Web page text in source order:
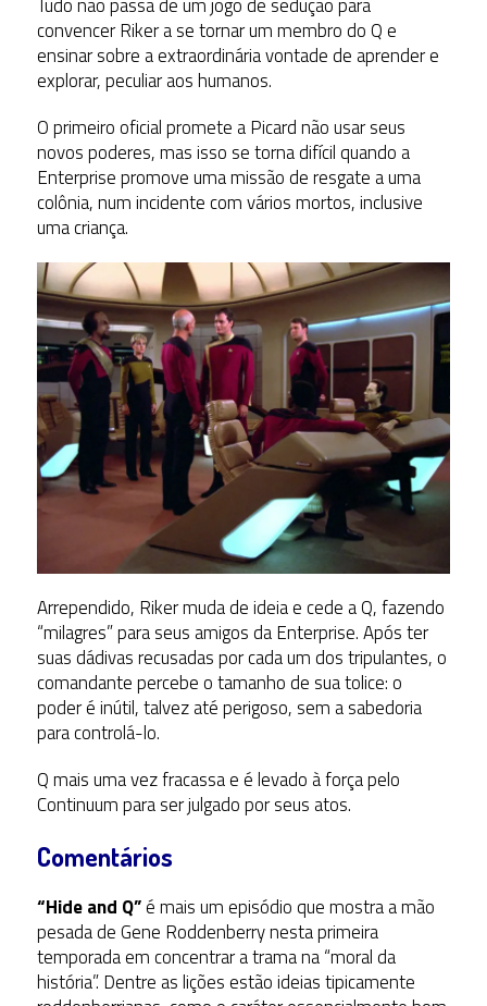
Tudo não passa de um jogo de sedução para
convencer Riker a se tornar um membro do Q e
ensinar sobre a extraordinária vontade de aprender e
explorar, peculiar aos humanos.
O primeiro oficial promete a Picard não usar seus
novos poderes, mas isso se torna difícil quando a
Enterprise promove uma missão de resgate a uma
colônia, num incidente com vários mortos, inclusive
uma criança.
Arrependido, Riker muda de ideia e cede a Q, fazendo
“milagres” para seus amigos da Enterprise. Após ter
suas dádivas recusadas por cada um dos tripulantes, o
comandante percebe o tamanho de sua tolice: o
poder é inútil, talvez até perigoso, sem a sabedoria
para controlá-lo.
Q mais uma vez fracassa e é levado à força pelo
Continuum para ser julgado por seus atos.
Comentários
“Hide and Q”é mais um episódio que mostra a mão
pesada de Gene Roddenberry nesta primeira
temporada em concentrar a trama na “moral da
história”. Dentre as lições estão ideias tipicamente